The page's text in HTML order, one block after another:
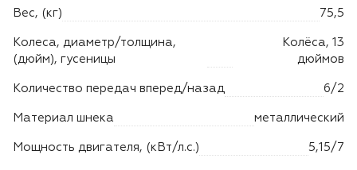
Вес, (кг) 75,5
Колеса, диаметр/толщина,
(дюйм), гусеницы
Колёса, 13
дюймов
Количество передач вперед/назад 6/2
Материал шнека металлический
Мощность двигателя, (кВт/л.с.) 5,15/7